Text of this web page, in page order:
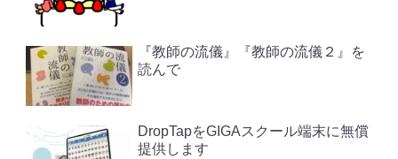
『教師の流儀』『教師の流儀２』を
読んで
DropTapをGIGAスクール端末に無償
提供します